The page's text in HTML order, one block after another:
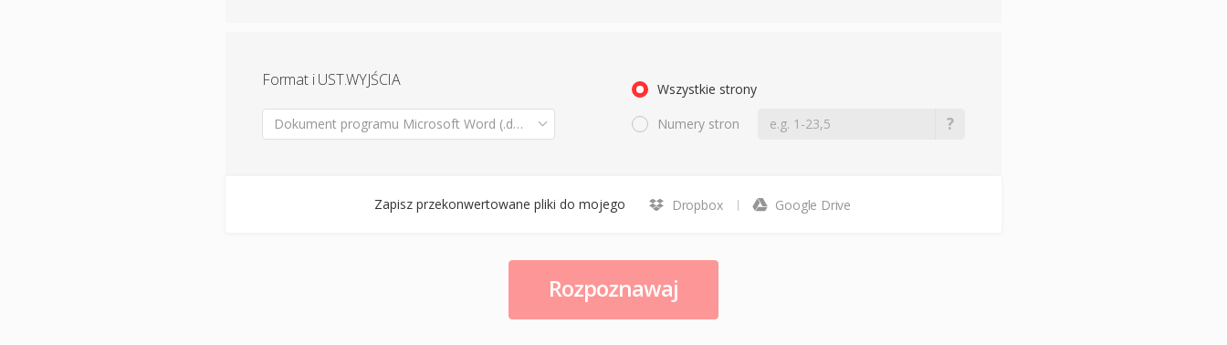
Format i UST.WYJŚCIA
Dokument programu Microsoft Word (.docx)
Wszystkie strony
Numery stron
Zapisz przekonwertowane pliki do mojego Dropbox Google Drive
Rozpoznawaj